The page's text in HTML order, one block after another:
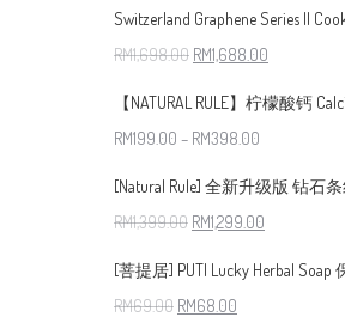
Switzerland Graphene Series II
RM1,698.00 RM1,688.00
【NATURAL RULE】柠檬酸钙
RM199.00 – RM398.00
[Natural Rule] 全新升级版 钻石
RM1,399.00 RM1,299.00
[菩提居] PUTI Lucky Herbal
RM69.00 RM68.00